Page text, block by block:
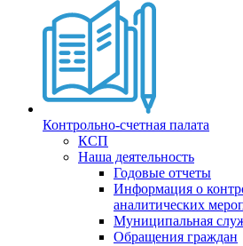
Контрольно-счетная палата
КСП
Наша деятельность
Годовые отчеты
Информация о
аналитических
Муниципальная
Обращения граждан